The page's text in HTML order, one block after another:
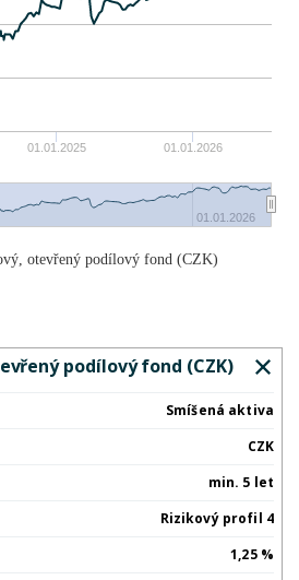
01.01.2025 01.01.2026
01.01.2026
otevřený podílový fond (CZK)
podílový fond (CZK)
Smíšená aktiva
CZK
min. 5 let
Rizikový profil 4
1,25 %